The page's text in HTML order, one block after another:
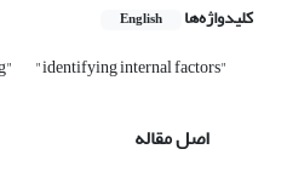
کلیدواژه‌ها English
"identifying internal factors"
اصل مقاله